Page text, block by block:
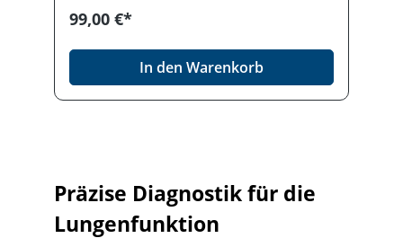
Einfaches und schnelles Screening von
COPD-relevanten Parameter (FEV1, FEV6,
FEV1/FEV6, %Soll, Obstruktionsindex) ·
COPD-Klassifizierung (Stufe I-IV) gemäß
GOLD-Leitlinie · Ermittlung des
Testqualität · Niedrige Folgekosten
durch handelsübliche AAA-Batterien ·
Geeignet zur Verwendung mit Bakterien-
Viren-Filtern bei Mehrpatientengebrauch
99,00 €*
In den Warenkorb
Präzise Diagnostik für die
Lungenfunktion